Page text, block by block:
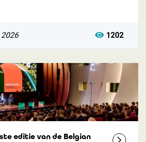
1202
editie van de Belgian